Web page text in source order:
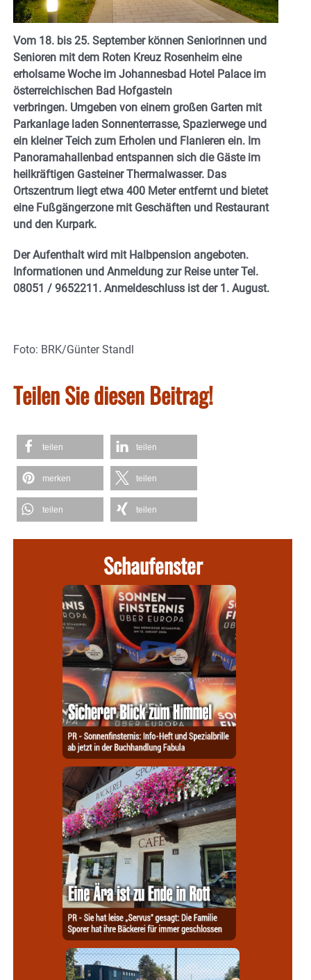
Vom 18. bis 25. September können Seniorinnen und
Senioren mit dem Roten Kreuz Rosenheim eine
erholsame Woche im Johannesbad Hotel Palace im
österreichischen Bad Hofgastein
verbringen. Umgeben von einem großen Garten mit
Parkanlage laden Sonnenterrasse, Spazierwege und
ein kleiner Teich zum Erholen und Flanieren ein. Im
Panoramahallenbad entspannen sich die Gäste im
heilkräftigen Gasteiner Thermalwasser. Das
Ortszentrum liegt etwa 400 Meter entfernt und bietet
eine Fußgängerzone mit Geschäften und Restaurant
und den Kurpark.
Der Aufenthalt wird mit Halbpension angeboten.
Informationen und Anmeldung zur Reise unter Tel.
08051 / 9652211. Anmeldeschluss ist der 1. August.
Foto: BRK/Günter Standl
Teilen Sie diesen Beitrag!
teilen teilen
merken teilen
teilen teilen
Schaufenster